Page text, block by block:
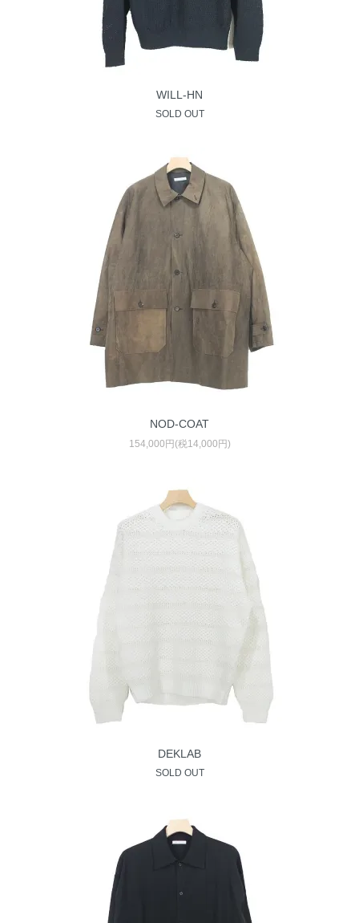
WILL-HN
SOLD OUT
NOD-COAT
154,000円(税14,000円)
DEKLAB
SOLD OUT